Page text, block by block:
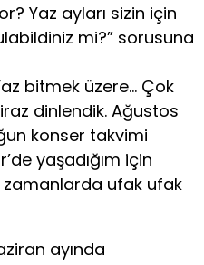
Yaz ayları sizin için
mi?” sorusuna
bitmek üzere… Çok
dinlendik. Ağustos
konser takvimi
yaşadığım için
ufak ufak
ayında